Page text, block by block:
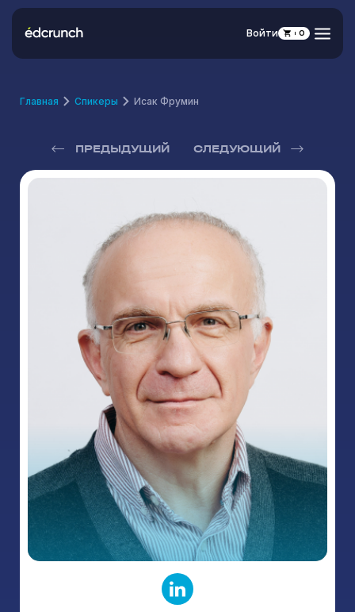
Войти 0
Главная Спикеры Исак Фрумин
ПРЕДЫДУЩИЙ СЛЕДУЮЩИЙ